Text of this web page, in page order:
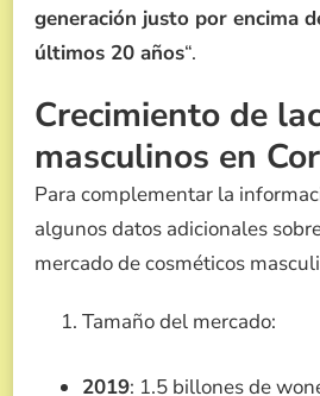
generación justo por encima
últimos 20 años“.
Crecimiento de
masculinos en
Para complementar la
algunos datos adicionales
mercado de cosméticos
Tamaño del mercado:
2019: 1.5 billones de